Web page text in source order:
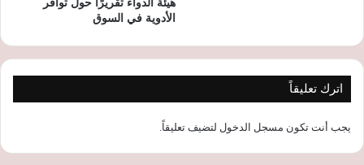
هيئة الدواء تقريرًا حول توافر
الأدوية في السوق
اترك تعليقاً
يجب أنت تكون مسجل الدخول لتضيف تعليقاً.